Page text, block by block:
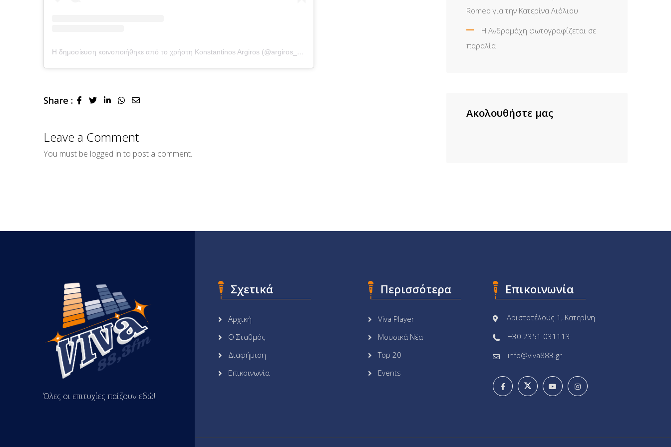
Η δημοσίευση κοινοποιήθηκε από το χρήστη Konstantinos Argiros (@argiros_konstantinos)
Share : LinkedInWhatsapp
Share
Leave a Comment
You must be logged in to post a comment.
Romeo για την Κατερίνα Λιόλιου
Η Ανδρομάχη φωτογραφίζεται σε
παραλία
Ακολουθήστε μας
Όλες οι επιτυχίες παίζουν εδώ!
Σχετικά
Αρχική
Ο Σταθμός
Διαφήμιση
Επικοινωνία
Περισσότερα
Viva Player
Μουσικά Νέα
Top 20
Events
Επικοινωνία
Αριστοτέλους 1, Κατερίνη
+30 2351 031113
info@viva883.gr